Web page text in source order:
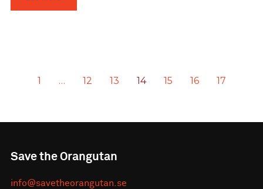
1 … 12 13 14 15 16 17
Save the Orangutan
info@savetheorangutan.se